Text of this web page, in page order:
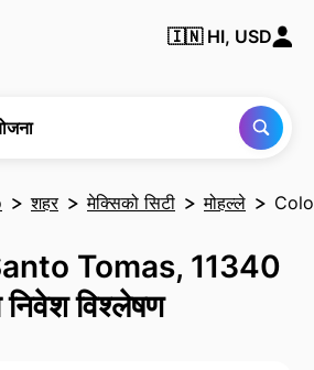
🇮🇳 HI, USD
शहर मेक्सिको सिटी मोहल्ले
Tomas, 11340
निवेश विश्लेषण